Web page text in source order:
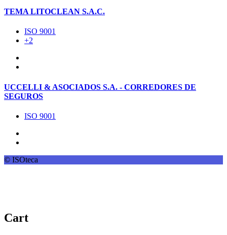
TEMA LITOCLEAN S.A.C.
ISO 9001
+2
UCCELLI & ASOCIADOS S.A. - CORREDORES DE
SEGUROS
ISO 9001
© ISOteca
Cart